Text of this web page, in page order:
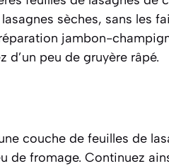
sèches, sans les
jambon-
d’un peu de gruyère râpé.
couche de feuilles de
de fromage. Continuez